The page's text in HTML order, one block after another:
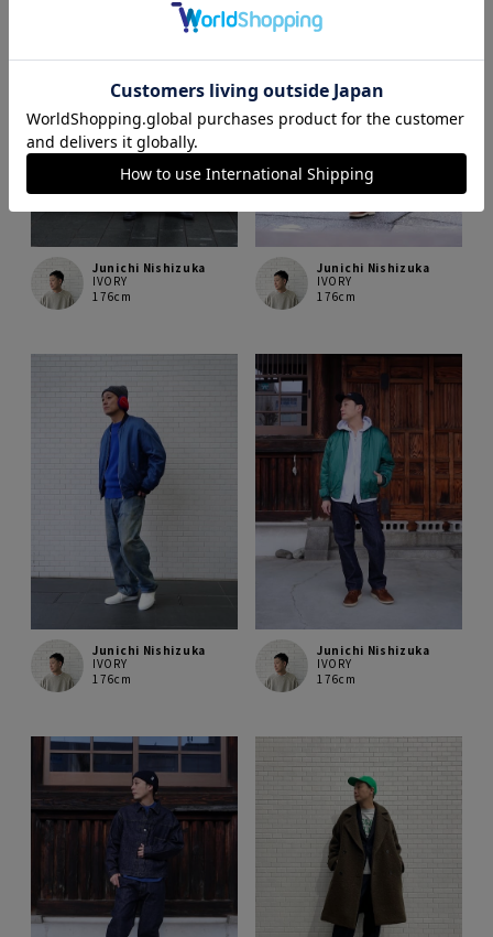
Junichi Nishizuka
IVORY
176cm
Junichi Nishizuka
IVORY
176cm
Junichi Nishizuka
IVORY
176cm
Junichi Nishizuka
IVORY
176cm